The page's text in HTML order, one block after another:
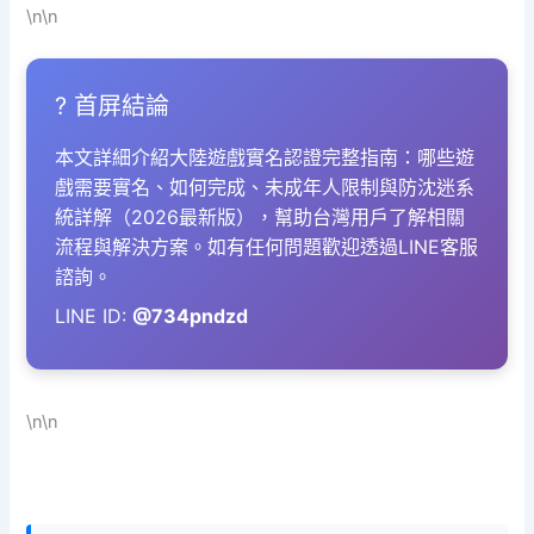
\n\n
? 首屏結論
本文詳細介紹大陸遊戲實名認證完整指南：哪些遊
戲需要實名、如何完成、未成年人限制與防沈迷系
統詳解（2026最新版），幫助台灣用戶了解相關
流程與解決方案。如有任何問題歡迎透過LINE客服
諮詢。
LINE ID:@734pndzd
\n\n